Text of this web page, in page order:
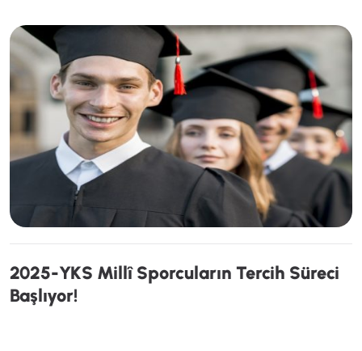
2025-YKS Millî Sporcuların Tercih Süreci
Başlıyor!